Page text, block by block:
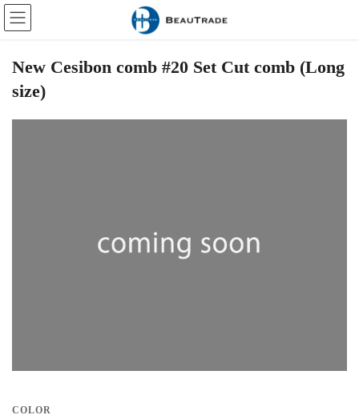
Skip
Skip
New Cesibon comb #20 Set Cut comb (Long
size)
COLOR